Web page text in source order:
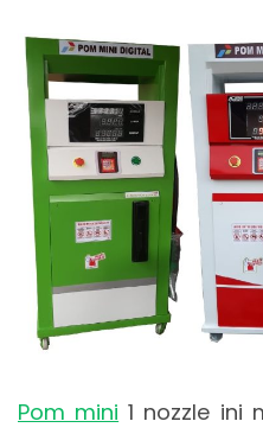
Pom mini 1 nozzle ini